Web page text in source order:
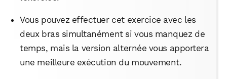
Vous pouvez effectuer cet exercice avec les
deux bras simultanément si vous manquez de
temps, mais la version alternée vous apportera
une meilleure exécution du mouvement.